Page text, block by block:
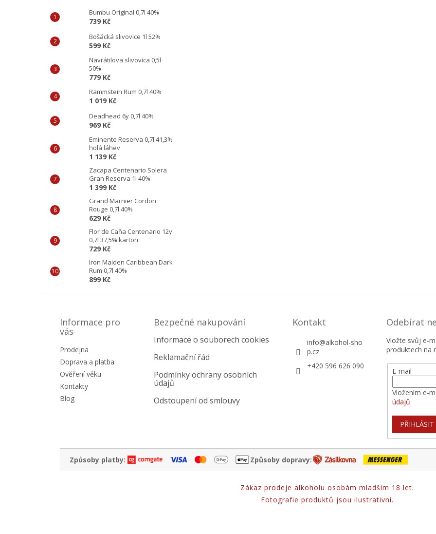
Bumbu Original 0,7l 40%
739 Kč
Bošácká slivovice 1l 52%
599 Kč
Navrátilova slivovica 0,5l
50%
779 Kč
Rammstein Rum 0,7l 40%
1 019 Kč
Deadhead 6y 0,7l 40%
969 Kč
Eminente Reserva 0,7l 41,3%
holá láhev
1 139 Kč
Zacapa Centenario Solera
Gran Reserva 1l 40%
1 399 Kč
Grand Marnier Cordon
Rouge 0,7l 40%
629 Kč
Flor de Caňa Centenario 12y
0,7l 37,5% karton
729 Kč
Iron Maiden Caribbean Dark
Rum 0,7l 40%
899 Kč
Informace pro
vás
Prodejna
Doprava a platba
Ověření věku
Kontakty
Blog
Bezpečné nakupování
Informace o souborech cookies
Reklamační řád
Podmínky ochrany osobních
údajů
Odstoupení od smlouvy
Kontakt
info@alkohol-sho
p.cz
+420 596 626 090
Odebírat
Vložte svůj e-
produktech na
E-mail
Vložením e-
údajů
PŘIHLÁSIT
Způsoby platby: Způsoby dopravy:
Zákaz prodeje alkoholu osobám mladším 18 let.
Fotografie produktů jsou ilustrativní.